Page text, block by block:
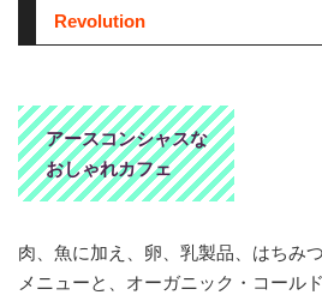
Revolution
アースコンシャスな
おしゃれカフェ
肉、魚に加え、卵、乳製品、はちみ
メニューと、オーガニック・コール